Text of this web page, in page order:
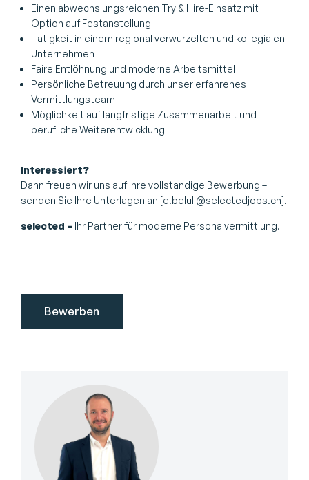
Einen abwechslungsreichen Try & Hire-Einsatz mit
Option auf Festanstellung
Tätigkeit in einem regional verwurzelten und kollegialen
Unternehmen
Faire Entlöhnung und moderne Arbeitsmittel
Persönliche Betreuung durch unser erfahrenes
Vermittlungsteam
Möglichkeit auf langfristige Zusammenarbeit und
berufliche Weiterentwicklung
Interessiert?
Dann freuen wir uns auf Ihre vollständige Bewerbung –
senden Sie Ihre Unterlagen an [e.beluli@selectedjobs.ch].
selected – Ihr Partner für moderne Personalvermittlung.